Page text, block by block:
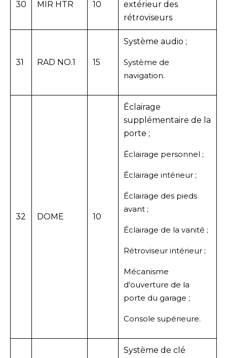
30 MIR HTR 10
extérieur des
rétroviseurs
31 RAD NO.1 15
Système audio ;
Système de
navigation.
32 DOME 10
Éclairage
supplémentaire de la
porte ;
Éclairage personnel ;
Éclairage intérieur ;
Éclairage des pieds
avant ;
Éclairage de la vanité ;
Rétroviseur intérieur ;
Mécanisme
d’ouverture de la
porte du garage ;
Console supérieure.
Système de clé